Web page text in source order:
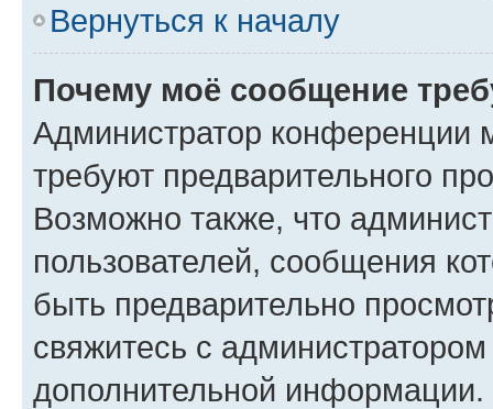
Вернуться к началу
Почему моё сообщение
Администратор конференции
требуют предварительного
Возможно также, что
пользователей, сообщения
быть предварительно
свяжитесь с
дополнительной информации.